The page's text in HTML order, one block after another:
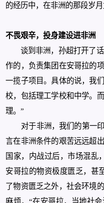
的经历中，在非洲的那段岁月
不畏艰辛，投身建设进非洲
谈到非洲，孙超打开了
作的， 负责集团在安哥拉的
一揽子项目。具体的说，我
校，包括理工学校和中学。
理。”
对于非洲，我们的第一
言在非洲条件的艰苦远远超
国家，内战过后，市场混乱
安哥拉的物资极度匮乏，甚
了物资匮乏之外，社会环境
麻烦，“在安哥拉，当地社